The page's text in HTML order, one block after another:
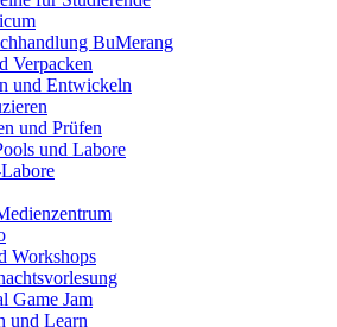
BuMerang
Verpacken
und Entwickeln
und Prüfen
und Labore
Workshops
Game Jam
und Learn